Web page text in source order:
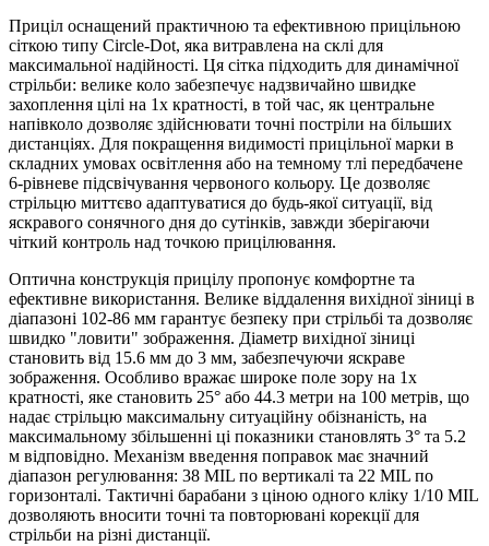
Приціл оснащений практичною та ефективною прицільною
сіткою типу Circle-Dot, яка витравлена на склі для
максимальної надійності. Ця сітка підходить для динамічної
стрільби: велике коло забезпечує надзвичайно швидке
захоплення цілі на 1x кратності, в той час, як центральне
напівколо дозволяє здійснювати точні постріли на більших
дистанціях. Для покращення видимості прицільної марки в
складних умовах освітлення або на темному тлі передбачене
6-рівневе підсвічування червоного кольору. Це дозволяє
стрільцю миттєво адаптуватися до будь-якої ситуації, від
яскравого сонячного дня до сутінків, завжди зберігаючи
чіткий контроль над точкою прицілювання.
Оптична конструкція прицілу пропонує комфортне та
ефективне використання. Велике віддалення вихідної зіниці в
діапазоні 102-86 мм гарантує безпеку при стрільбі та дозволяє
швидко "ловити" зображення. Діаметр вихідної зіниці
становить від 15.6 мм до 3 мм, забезпечуючи яскраве
зображення. Особливо вражає широке поле зору на 1x
кратності, яке становить 25° або 44.3 метри на 100 метрів, що
надає стрільцю максимальну ситуаційну обізнаність, на
максимальному збільшенні ці показники становлять 3° та 5.2
м відповідно. Механізм введення поправок має значний
діапазон регулювання: 38 MIL по вертикалі та 22 MIL по
горизонталі. Тактичні барабани з ціною одного кліку 1/10 MIL
дозволяють вносити точні та повторювані корекції для
стрільби на різні дистанції.